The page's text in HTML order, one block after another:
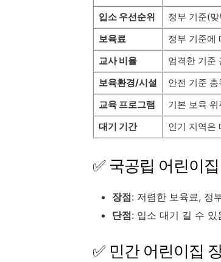
입소 우선순위
정부 기준(
보육료
정부 기준에
교사 비율
엄격한 기준
보육환경/시설
안전 기준
교육 프로그램
기본 보육 위
대기 기간
인기 지역은
✅ 국공립 어린이
장점: 저렴한 보육료, 정
단점: 입소 대기 길 수 있
✅ 민간 어린이집